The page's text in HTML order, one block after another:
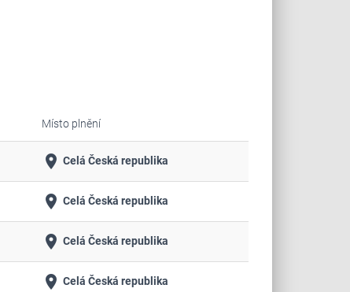
Místo plnění
place Celá Česká republika
place Celá Česká republika
place Celá Česká republika
place Celá Česká republika